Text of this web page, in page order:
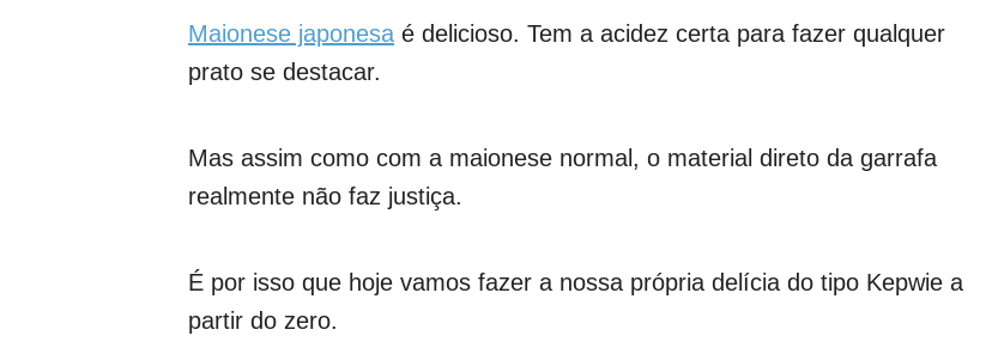
Maionese japonesa é delicioso. Tem a acidez certa para fazer qualquer
prato se destacar.
Mas assim como com a maionese normal, o material direto da garrafa
realmente não faz justiça.
É por isso que hoje vamos fazer a nossa própria delícia do tipo Kepwie a
partir do zero.